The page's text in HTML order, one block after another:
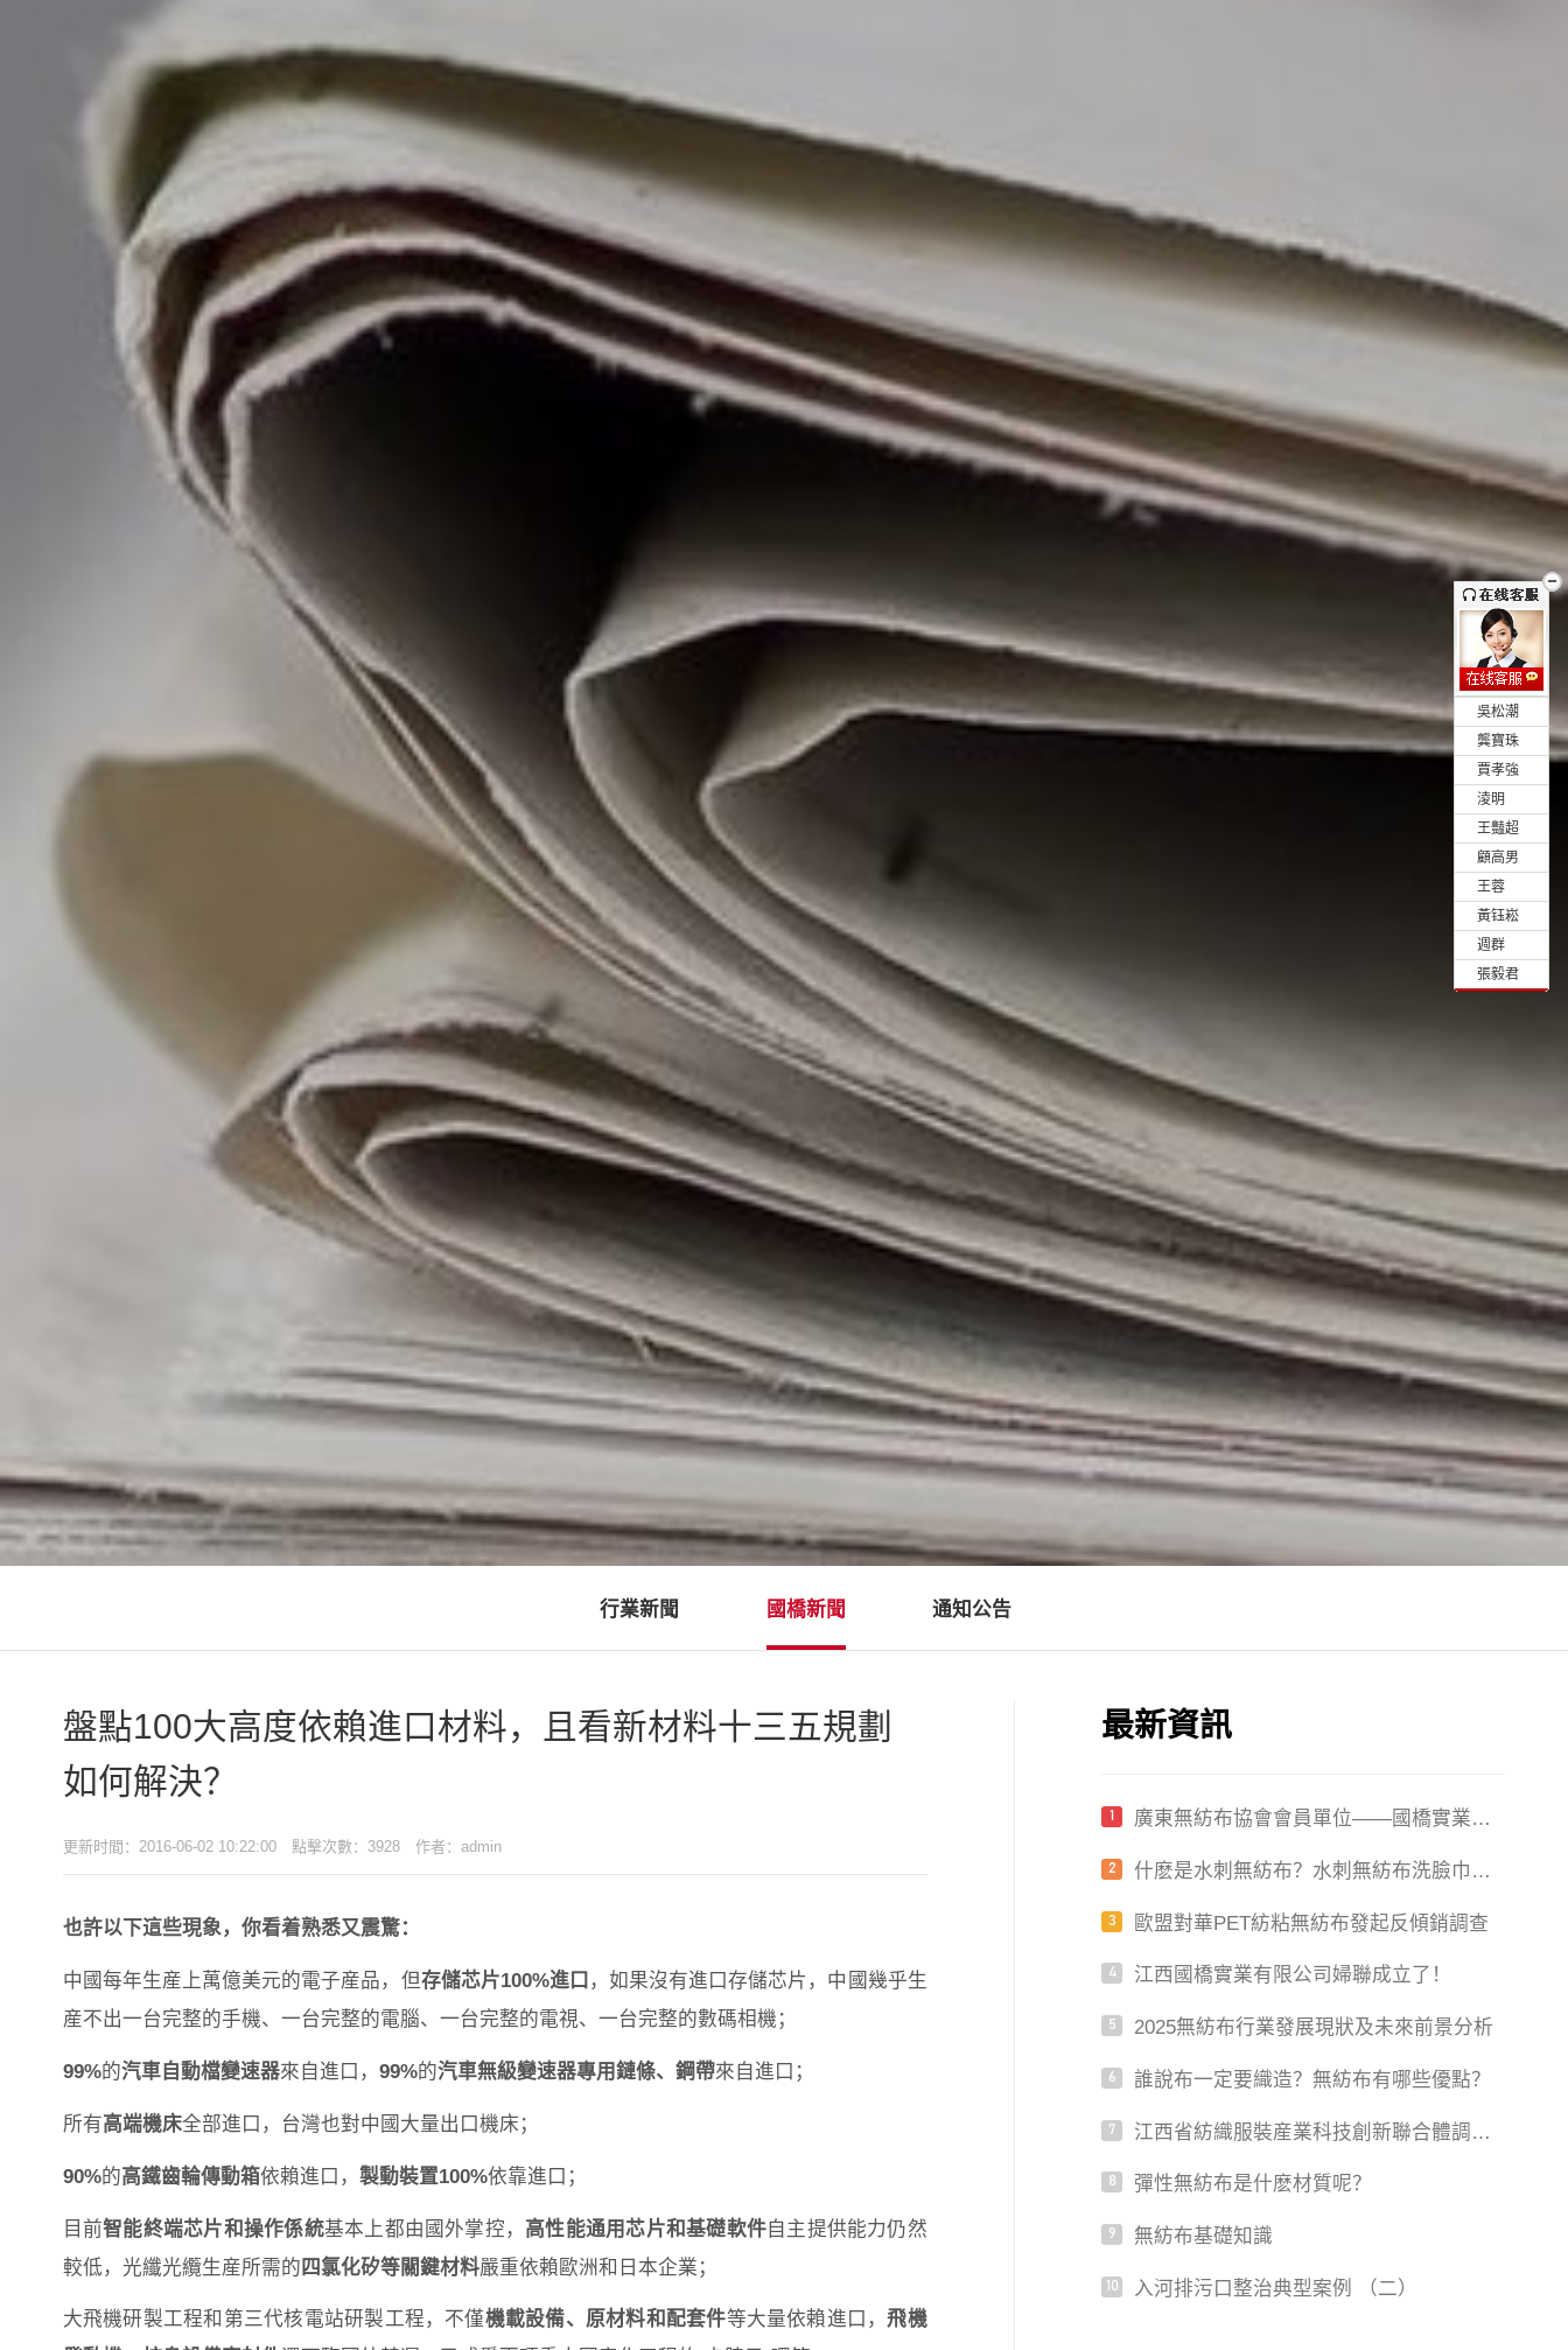
吳松潮
龔寶珠
賈孝強
淩明
王豔超
顧高男
王蓉
黃钰崧
週群
張毅君
行業新聞 國橋新聞 通知公告
盤點100大高度依賴進口材料，且看新材料十三五規劃
如何解決？
更新时間：2016-06-02 10:22:00 點擊次數：3928 作者：admin
也許以下這些現象，你看着熟悉又震驚：
中國每年生産上萬億美元的電子産品，但存儲芯片100%進口 ，如果沒有進口存儲芯片，中國幾乎生
産不出一台完整的手機、一台完整的電腦、一台完整的電視、一台完整的數碼相機；
99%的汽車自動檔變速器來自進口， 99%的汽車無級變速器專用鏈條、鋼帶來自進口；
所有高端機床全部進口，台灣也對中國大量出口機床；
90%的高鐵齒輪傳動箱依賴進口， 製動裝置100%依靠進口；
目前智能終端芯片和操作係統基本上都由國外掌控， 高性能通用芯片和基礎軟件自主提供能力仍然
較低，光纖光纜生産所需的 四氯化矽等關鍵材料嚴重依賴歐洲和日本企業；
大飛機研製工程和第三代核電站研製工程，不僅機載設備、原材料和配套件等大量依賴進口，飛機
最新資訊
1
廣東無紡布協會會員單位——國橋實業參
2
什麽是水刺無紡布？水刺無紡布洗臉巾安
3 歐盟對華PET紡粘無紡布發起反傾銷調查
4 江西國橋實業有限公司婦聯成立了！
5 2025無紡布行業發展現狀及未來前景分析
6 誰說布一定要織造？無紡布有哪些優點？
7
江西省紡織服裝産業科技創新聯合體調研
8 彈性無紡布是什麽材質呢？
9 無紡布基礎知識
10 入河排污口整治典型案例 （二）